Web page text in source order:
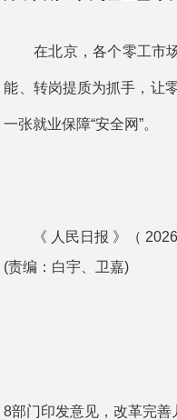
在北京，各个零工市场
能、转岗提质为抓手，让
一张就业保障“安全网”。
《 人民日报 》（ 2026
(责编：白宇、卫嘉)
8部门印发意见，改革完善